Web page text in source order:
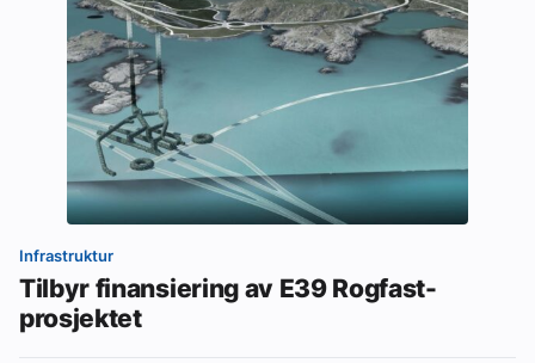
Infrastruktur
Tilbyr finansiering av E39 Rogfast-
prosjektet